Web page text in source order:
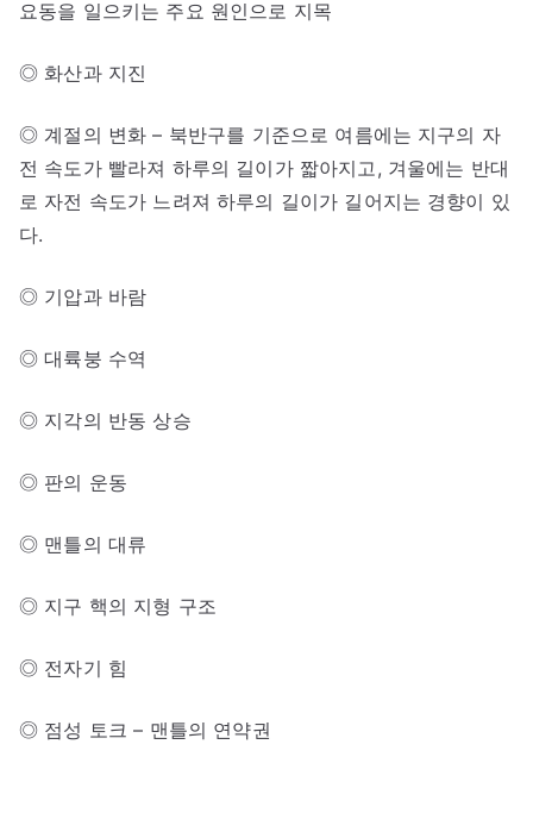
요동을 일으키는 주요 원인으로 지목
◎ 화산과 지진
◎ 계절의 변화 – 북반구를 기준으로 여름에는 지구의 자
전 속도가 빨라져 하루의 길이가 짧아지고, 겨울에는 반대
로 자전 속도가 느려져 하루의 길이가 길어지는 경향이 있
다.
◎ 기압과 바람
◎ 대륙붕 수역
◎ 지각의 반동 상승
◎ 판의 운동
◎ 맨틀의 대류
◎ 지구 핵의 지형 구조
◎ 전자기 힘
◎ 점성 토크 – 맨틀의 연약권